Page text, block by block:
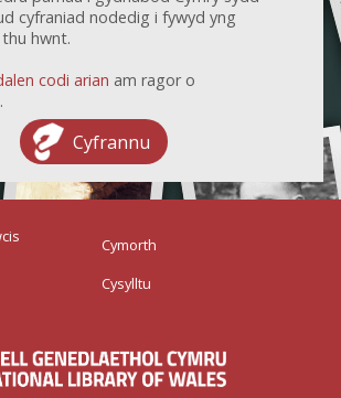
cyfraniad nodedig i fywyd yng
hwnt.
codi arian am ragor o
Cyfrannu
Cymorth
Cysylltu